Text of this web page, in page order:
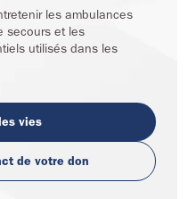
les ambulances
secours et les
utilisés dans les
vies
de votre don